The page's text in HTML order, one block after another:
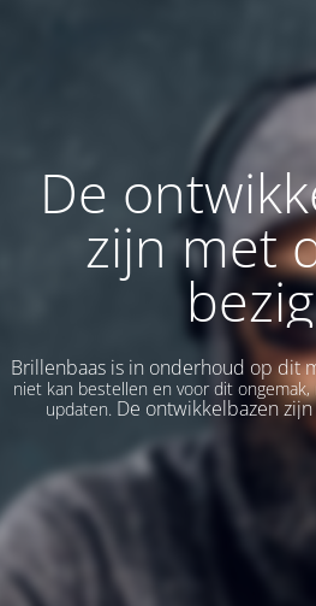
De
zijn met
Brillenbaas is in onderhoud op dit
niet kan bestellen en voor dit ongemak,
updaten. De ontwikkelbazen